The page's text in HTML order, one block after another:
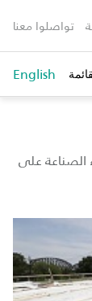
تواصلوا معنا
English
الصناعة على